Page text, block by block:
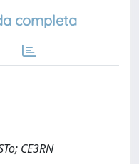
completa
CE3RN